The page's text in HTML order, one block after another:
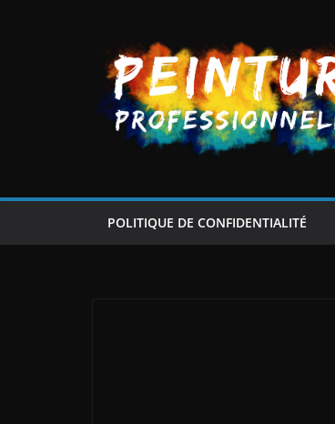
POLITIQUE DE CONFIDENTIALITÉ